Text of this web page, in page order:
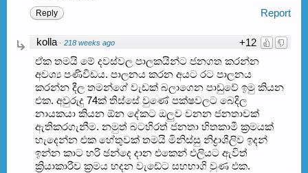
Report
Reply
+12
kolla · 218 weeks ago
ඒක තමයි මේ දවස්වල පාලකයින්ට ජනගත කරන්න
අවශ්‍ය පණිවිඩය. පාලනය කරන අයට රට පාලනය
කරන්න දීල තමන්ගේ වැඩක් බලාගෙන පාඩුවේ ඉමු කියන
එක. අවුරුදු 74ක් තිස්සේ වුණේ පක්ෂවලට බෙදිල
නායකයා කියන ඕන දේකට ඔලුව වනන ජනතාවක්
ඇතිකරගැනීම. නමුත් බටහිරත් ජනතා හිතකාමී ක්‍රමයක්
හැදෙන්න එක හේතුවක් තමයි මිනිස්සු නිද්‍රාශීලිව ඉදන්
ඉන්න කාට හරි ඡන්දෙ දාන එකෙන් එලියට ඇවිත්
ක්‍රියාකාරීව ක්‍රමය හදන වැඩේට සහභාගි වුණ එක.